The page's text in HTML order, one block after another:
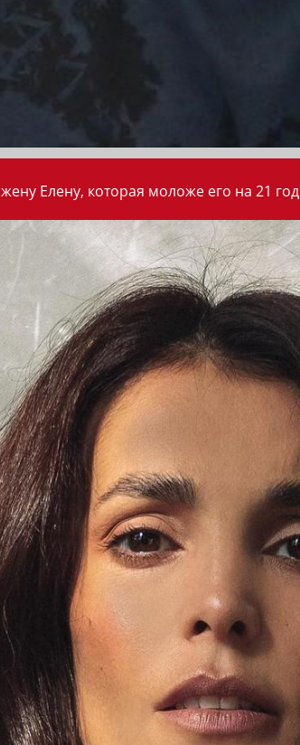
Елену, которая моложе его на 21 год